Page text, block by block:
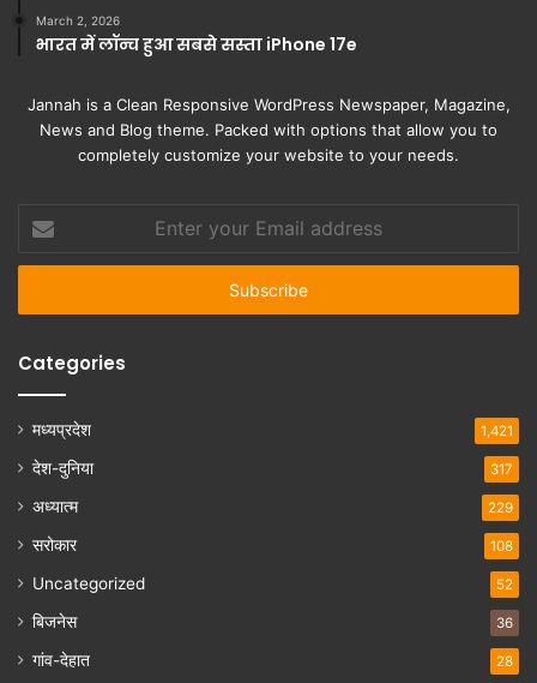
March 2, 2026
भारत में लॉन्च हुआ सबसे सस्ता iPhone 17e
Jannah is a Clean Responsive WordPress Newspaper, Magazine,
News and Blog theme. Packed with options that allow you to
completely customize your website to your needs.
your
Email
Categories
मध्यप्रदेश 1,421
देश-दुनिया 317
अध्यात्म 229
सरोकार 108
Uncategorized 52
बिजनेस 36
गांव-देहात 28